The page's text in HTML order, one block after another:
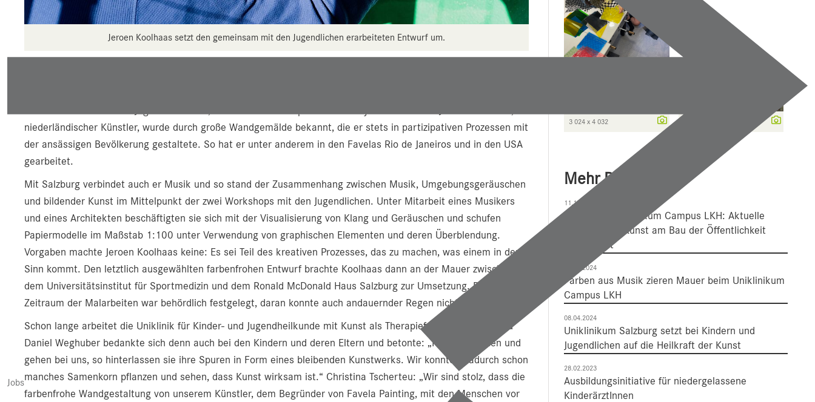
Jobs
Jeroen Koolhaas setzt den gemeinsam mit den Jugendlichen erarbeiteten Entwurf um.
niederländischer Künstler, wurde durch große Wandgemälde bekannt, die er stets in partizipativen Prozessen mit
der ansässigen Bevölkerung gestaltete. So hat er unter anderem in den Favelas Rio de Janeiros und in den USA
gearbeitet.
Mit Salzburg verbindet auch er Musik und so stand der Zusammenhang zwischen Musik, Umgebungsgeräuschen
und bildender Kunst im Mittelpunkt der zwei Workshops mit den Jugendlichen. Unter Mitarbeit eines Musikers
und eines Architekten beschäftigten sie sich mit der Visualisierung von Klang und Geräuschen und schufen
Papiermodelle im Maßstab 1:100 unter Verwendung von graphischen Elementen und deren Überblendung.
Vorgaben machte Jeroen Koolhaas keine: Es sei Teil des kreativen Prozesses, das zu machen, was einem in den
Sinn kommt. Den letztlich ausgewählten farbenfrohen Entwurf brachte Koolhaas dann an der Mauer zwischen
dem Universitätsinstitut für Sportmedizin und dem Ronald McDonald Haus Salzburg zur Umsetzung. Der
Zeitraum der Malarbeiten war behördlich festgelegt, daran konnte auch andauernder Regen nichts ändern.
Schon lange arbeitet die Uniklinik für Kinder- und Jugendheilkunde mit Kunst als Therapieform. Klinikvorstand
Daniel Weghuber bedankte sich denn auch bei den Kindern und deren Eltern und betonte: „Kinder kommen und
gehen bei uns, so hinterlassen sie ihre Spuren in Form eines bleibenden Kunstwerks. Wir konnten dadurch schon
manches Samenkorn pflanzen und sehen, dass Kunst wirksam ist.“ Christina Tscherteu: „Wir sind stolz, dass die
farbenfrohe Wandgestaltung von unserem Künstler, dem Begründer von Favela Painting, mit den Menschen vor
3 024 x 4 032
Mehr Dazu
11.10.2024
Kunst am Uniklinikum Campus LKH: Aktuelle
Projekte von Kunst am Bau der Öffentlichkeit
präsentiert
11.09.2024
Farben aus Musik zieren Mauer beim Uniklinikum
Campus LKH
08.04.2024
Uniklinikum Salzburg setzt bei Kindern und
Jugendlichen auf die Heilkraft der Kunst
28.02.2023
Ausbildungsinitiative für niedergelassene
KinderärztInnen